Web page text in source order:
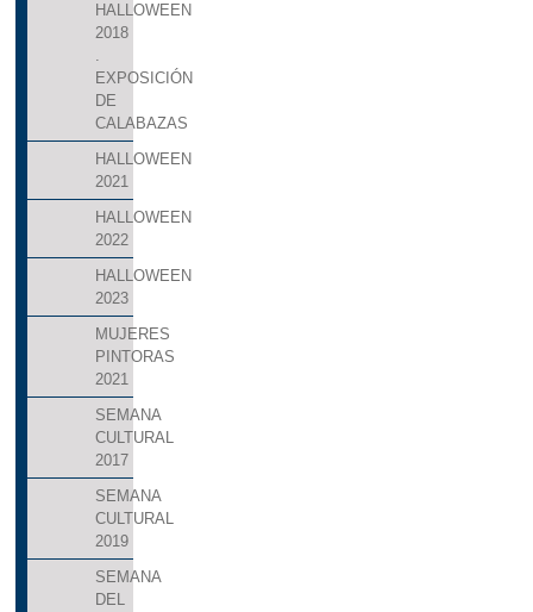
HALLOWEEN
2018
.
EXPOSICIÓN
DE
CALABAZAS
HALLOWEEN
2021
HALLOWEEN
2022
HALLOWEEN
2023
MUJERES
PINTORAS
2021
SEMANA
CULTURAL
2017
SEMANA
CULTURAL
2019
SEMANA
DEL